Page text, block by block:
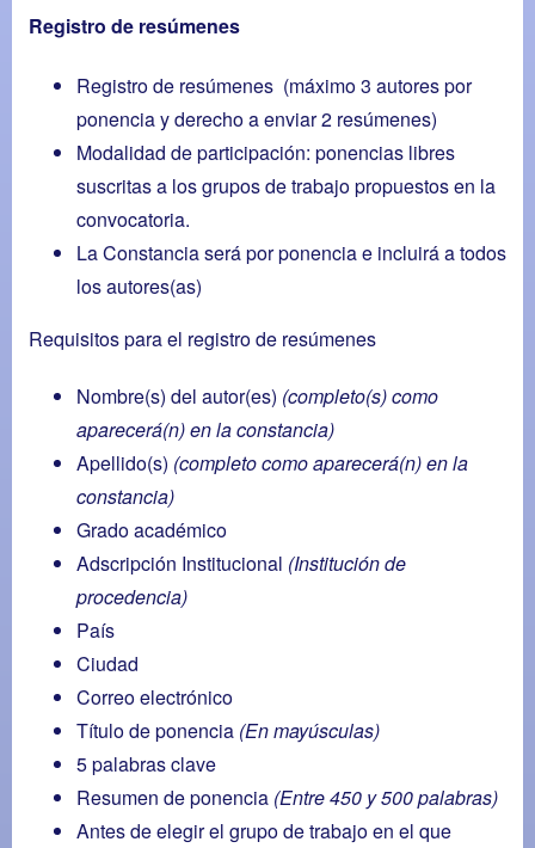
Registro de resúmenes
Registro de resúmenes (máximo 3 autores por
ponencia y derecho a enviar 2 resúmenes)
Modalidad de participación: ponencias libres
suscritas a los grupos de trabajo propuestos en la
convocatoria.
La Constancia será por ponencia e incluirá a todos
los autores(as)
Requisitos para el registro de resúmenes
Nombre(s) del autor(es) (completo(s) como
aparecerá(n) en la constancia)
Apellido(s) (completo como aparecerá(n) en la
constancia)
Grado académico
Adscripción Institucional (Institución de
procedencia)
País
Ciudad
Correo electrónico
Título de ponencia (En mayúsculas)
5 palabras clave
Resumen de ponencia (Entre 450 y 500 palabras)
Antes de elegir el grupo de trabajo en el que